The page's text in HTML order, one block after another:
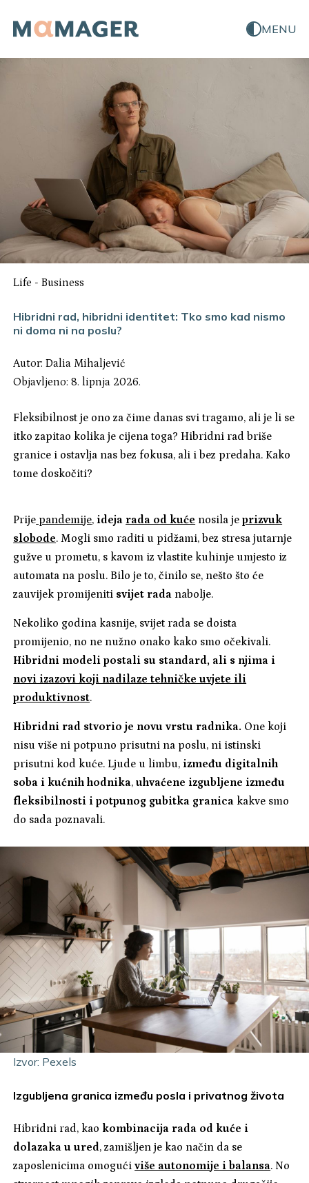
MENU
Life -Business
Hibridni rad, hibridni identitet: Tko smo kad nismo
ni doma ni na poslu?
Autor:Dalia Mihaljević
Objavljeno: 8. lipnja 2026.
Fleksibilnost je ono za čime danas svi tragamo, ali je li se
itko zapitao kolika je cijena toga? Hibridni rad briše
granice i ostavlja nas bez fokusa, ali i bez predaha. Kako
tome doskočiti?
Prije pandemije, ideja rada od kuće nosila jeprizvuk
slobode. Mogli smo raditi u pidžami, bez stresa jutarnje
gužve u prometu, s kavom iz vlastite kuhinje umjesto iz
automata na poslu. Bilo je to, činilo se, nešto što će
zauvijek promijeniti svijet rada nabolje.
Nekoliko godina kasnije, svijet rada se doista
promijenio, no ne nužno onako kako smo očekivali.
Hibridni modeli postali su standard, ali s njima i
novi izazovi koji nadilaze tehničke uvjete ili
produktivnost.
Hibridni rad stvorio je novu vrstu radnika. One koji
nisu više ni potpuno prisutni na poslu, ni istinski
prisutni kod kuće. Ljude u limbu, između digitalnih
soba i kućnih hodnika, uhvaćene izgubljene između
fleksibilnosti i potpunog gubitka granica kakve smo
do sada poznavali.
Izvor: Pexels
Izgubljena granica između posla i privatnog života
Hibridni rad, kao kombinacija rada od kuće i
dolazaka u ured, zamišljen je kao način da se
zaposlenicima omogućiviše autonomije i balansa. No